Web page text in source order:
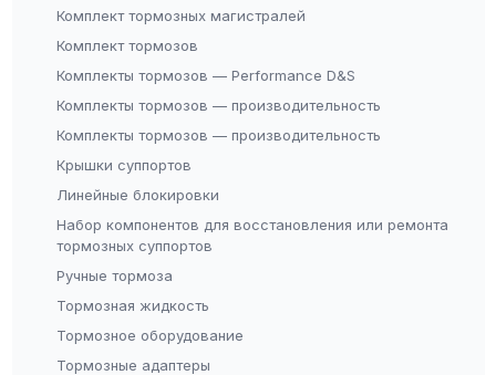
Комплект тормозных магистралей
Комплект тормозов
Комплекты тормозов — Performance D&S
Комплекты тормозов — производительность
Комплекты тормозов — производительность
Крышки суппортов
Линейные блокировки
Набор компонентов для восстановления или ремонта
тормозных суппортов
Ручные тормоза
Тормозная жидкость
Тормозное оборудование
Тормозные адаптеры